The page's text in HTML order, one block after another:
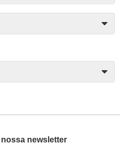
nossa newsletter